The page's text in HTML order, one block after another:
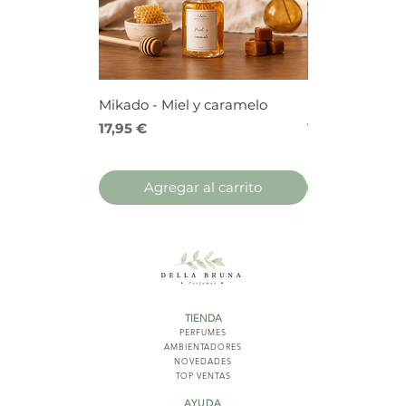
Mikado - Miel y caramelo
Precio
17,95 €
Agregar al carrito
Precio
17,95 €
TIENDA
PERFUMES
AMBIENTADORES
NOVEDADES
TOP VENTAS
AYUDA